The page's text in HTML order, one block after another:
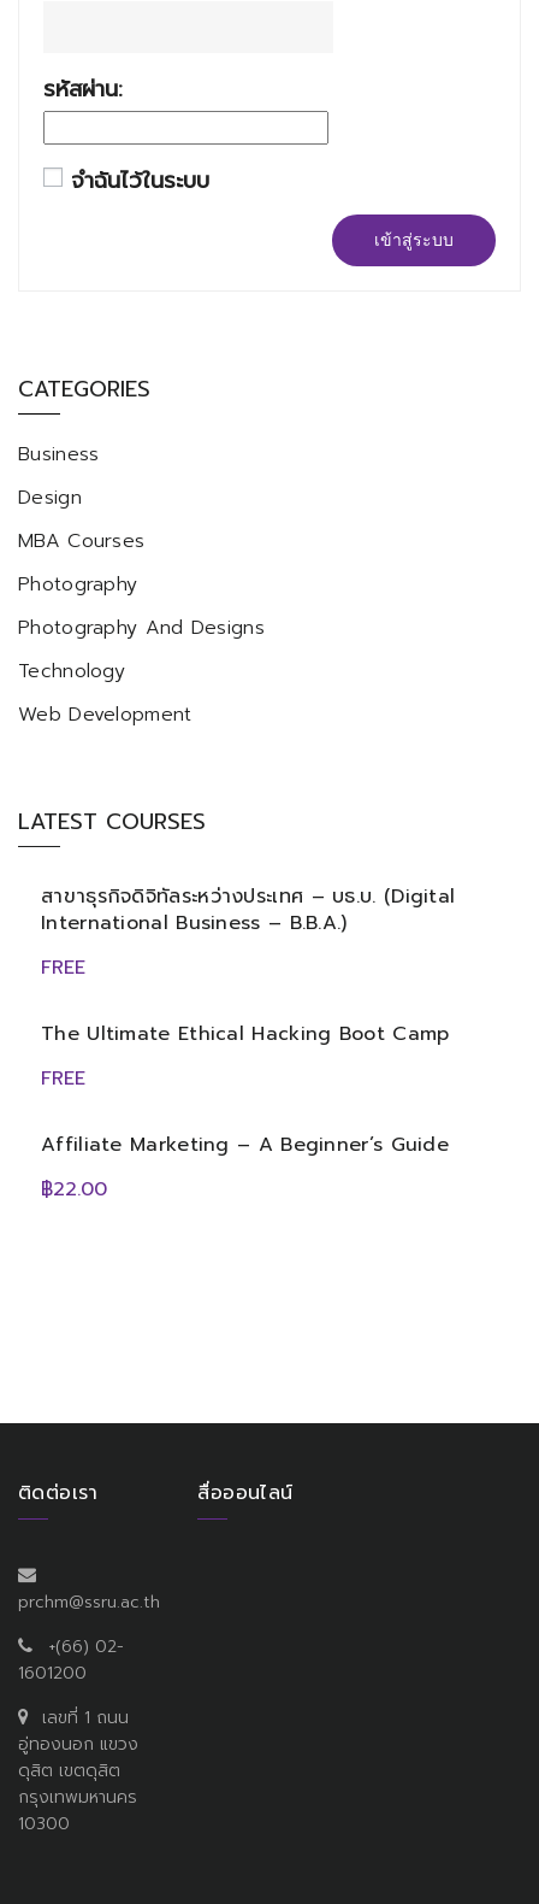
รหัสผ่าน:
จำฉันไว้ในระบบ
เข้าสู่ระบบ
CATEGORIES
Business
Design
MBA Courses
Photography
Photography And Designs
Technology
Web Development
LATEST COURSES
สาขาธุรกิจดิจิทัลระหว่างประเทศ – บธ.บ. (Digital
International Business – B.B.A.)
FREE
The Ultimate Ethical Hacking Boot Camp
FREE
Affiliate Marketing – A Beginner’s Guide
฿22.00
ติดต่อเรา
prchm@ssru.ac.th
+(66) 02-
1601200
เลขที่ 1 ถนน
อู่ทองนอก แขวง
ดุสิต เขตดุสิต
กรุงเทพมหานคร
10300
สื่อออนไลน์